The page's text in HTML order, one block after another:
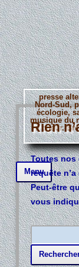
presse
Nord-Sud,
écologie,
musique du
à coeur.
Menu
Aller
au
Rien
Toutes nos
requête
Peut-être
vous
e